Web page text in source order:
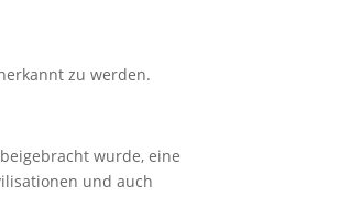
zu werden.
wurde, eine
und auch